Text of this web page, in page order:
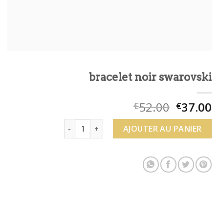
bracelet noir swarovski
€52.00 €37.00
quantité de bracelet noir swarovski
AJOUTER AU PANIER